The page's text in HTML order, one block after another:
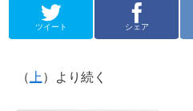
ツイート シェア
（ 上 ）より続く